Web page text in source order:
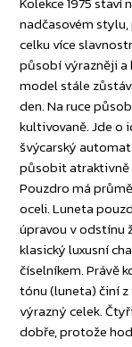
nadčasovém
celku více
působí výrazněji
model stále
den. Na ruce
kultivovaně. Jde o
švýcarský
působit atraktivně
Pouzdro má
oceli. Luneta
úpravou v odstínu
klasický luxusní
číselníkem. Právě
tónu (luneta) činí
výrazný celek.
dobře, protože